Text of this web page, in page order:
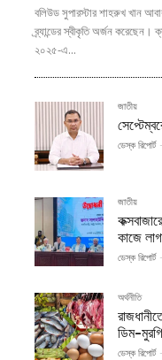
বলিউড সুপারস্টার শাহরুখ খান
ব্র্যান্ডের স্বীকৃতি অর্জন করেছেন।
২০২৫-এ...
জাতীয়
ডেস্ক রিপোর্ট -
জাতীয়
কাজে
ডেস্ক রিপোর্ট -
অর্থনীতি
ডিম-
ডেস্ক রিপোর্ট -